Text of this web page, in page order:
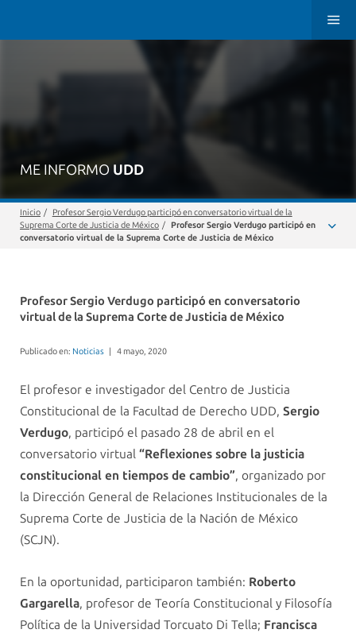
ME INFORMO UDD
Inicio /
Profesor Sergio Verdugo participó en conversatorio virtual de la
Suprema Corte de Justicia de México /
Profesor Sergio Verdugo participó en
conversatorio virtual de la Suprema Corte de Justicia de México
Profesor Sergio Verdugo participó en conversatorio
virtual de la Suprema Corte de Justicia de México
Publicado en: Noticias | 4 mayo, 2020
El profesor e investigador del Centro de Justicia
Constitucional de la Facultad de Derecho UDD, Sergio
Verdugo, participó el pasado 28 de abril en el
conversatorio virtual “Reflexiones sobre la justicia
constitucional en tiempos de cambio”, organizado por
la Dirección General de Relaciones Institucionales de la
Suprema Corte de Justicia de la Nación de México
(SCJN).
En la oportunidad, participaron también: Roberto
Gargarella, profesor de Teoría Constitucional y Filosofía
Política de la Universidad Torcuato Di Tella; Francisca